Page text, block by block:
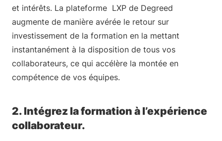
et intérêts. La plateforme LXP de Degreed
augmente de manière avérée le retour sur
investissement de la formation en la mettant
instantanément à la disposition de tous vos
collaborateurs, ce qui accélère la montée en
compétence de vos équipes.
2. Intégrez la formation à l’expérience
collaborateur.